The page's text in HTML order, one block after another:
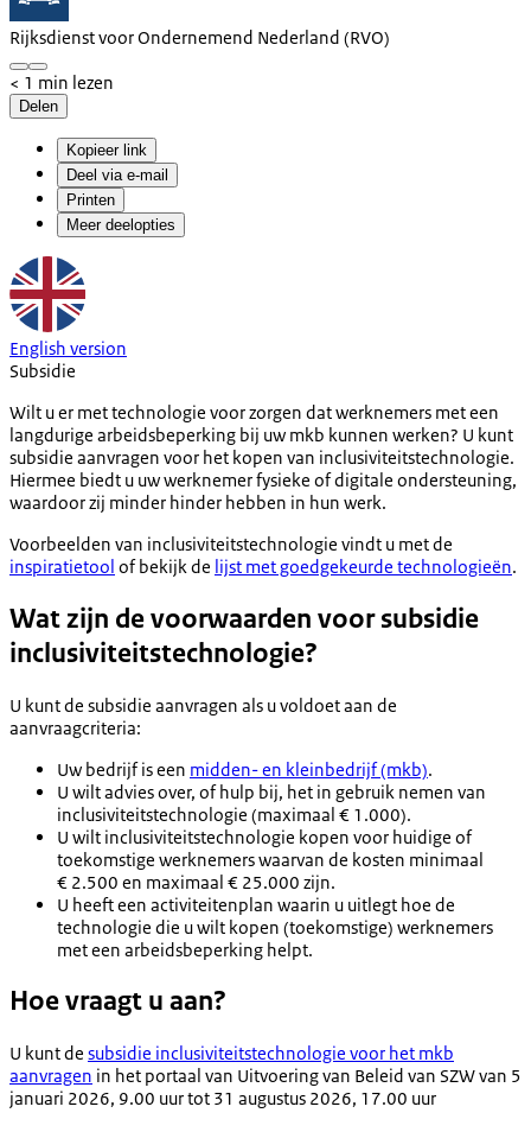
Rijksdienst voor Ondernemend Nederland (RVO)
< 1 min lezen
Delen
Kopieer link
Deel via e-mail
Printen
Meer deelopties
English version
Subsidie
Wilt u er met technologie voor zorgen dat werknemers met een
langdurige arbeidsbeperking bij uw mkb kunnen werken? U kunt
subsidie aanvragen voor het kopen van inclusiviteitstechnologie.
Hiermee biedt u uw werknemer fysieke of digitale ondersteuning,
waardoor zij minder hinder hebben in hun werk.
Voorbeelden van inclusiviteitstechnologie vindt u met de
inspiratietool of bekijk de lijst met goedgekeurde technologieën.
Wat zijn de voorwaarden voor subsidie
inclusiviteitstechnologie?
U kunt de subsidie aanvragen als u voldoet aan de
aanvraagcriteria:
Uw bedrijf is een midden- en kleinbedrijf (mkb).
U wilt advies over, of hulp bij, het in gebruik nemen van
inclusiviteitstechnologie (maximaal € 1.000).
U wilt inclusiviteitstechnologie kopen voor huidige of
toekomstige werknemers waarvan de kosten minimaal
€ 2.500 en maximaal € 25.000 zijn.
U heeft een activiteitenplan waarin u uitlegt hoe de
technologie die u wilt kopen (toekomstige) werknemers
met een arbeidsbeperking helpt.
Hoe vraagt u aan?
U kunt de subsidie inclusiviteitstechnologie voor het mkb
aanvragen in het portaal van Uitvoering van Beleid van SZW van 5
januari 2026, 9.00 uur tot 31 augustus 2026, 17.00 uur